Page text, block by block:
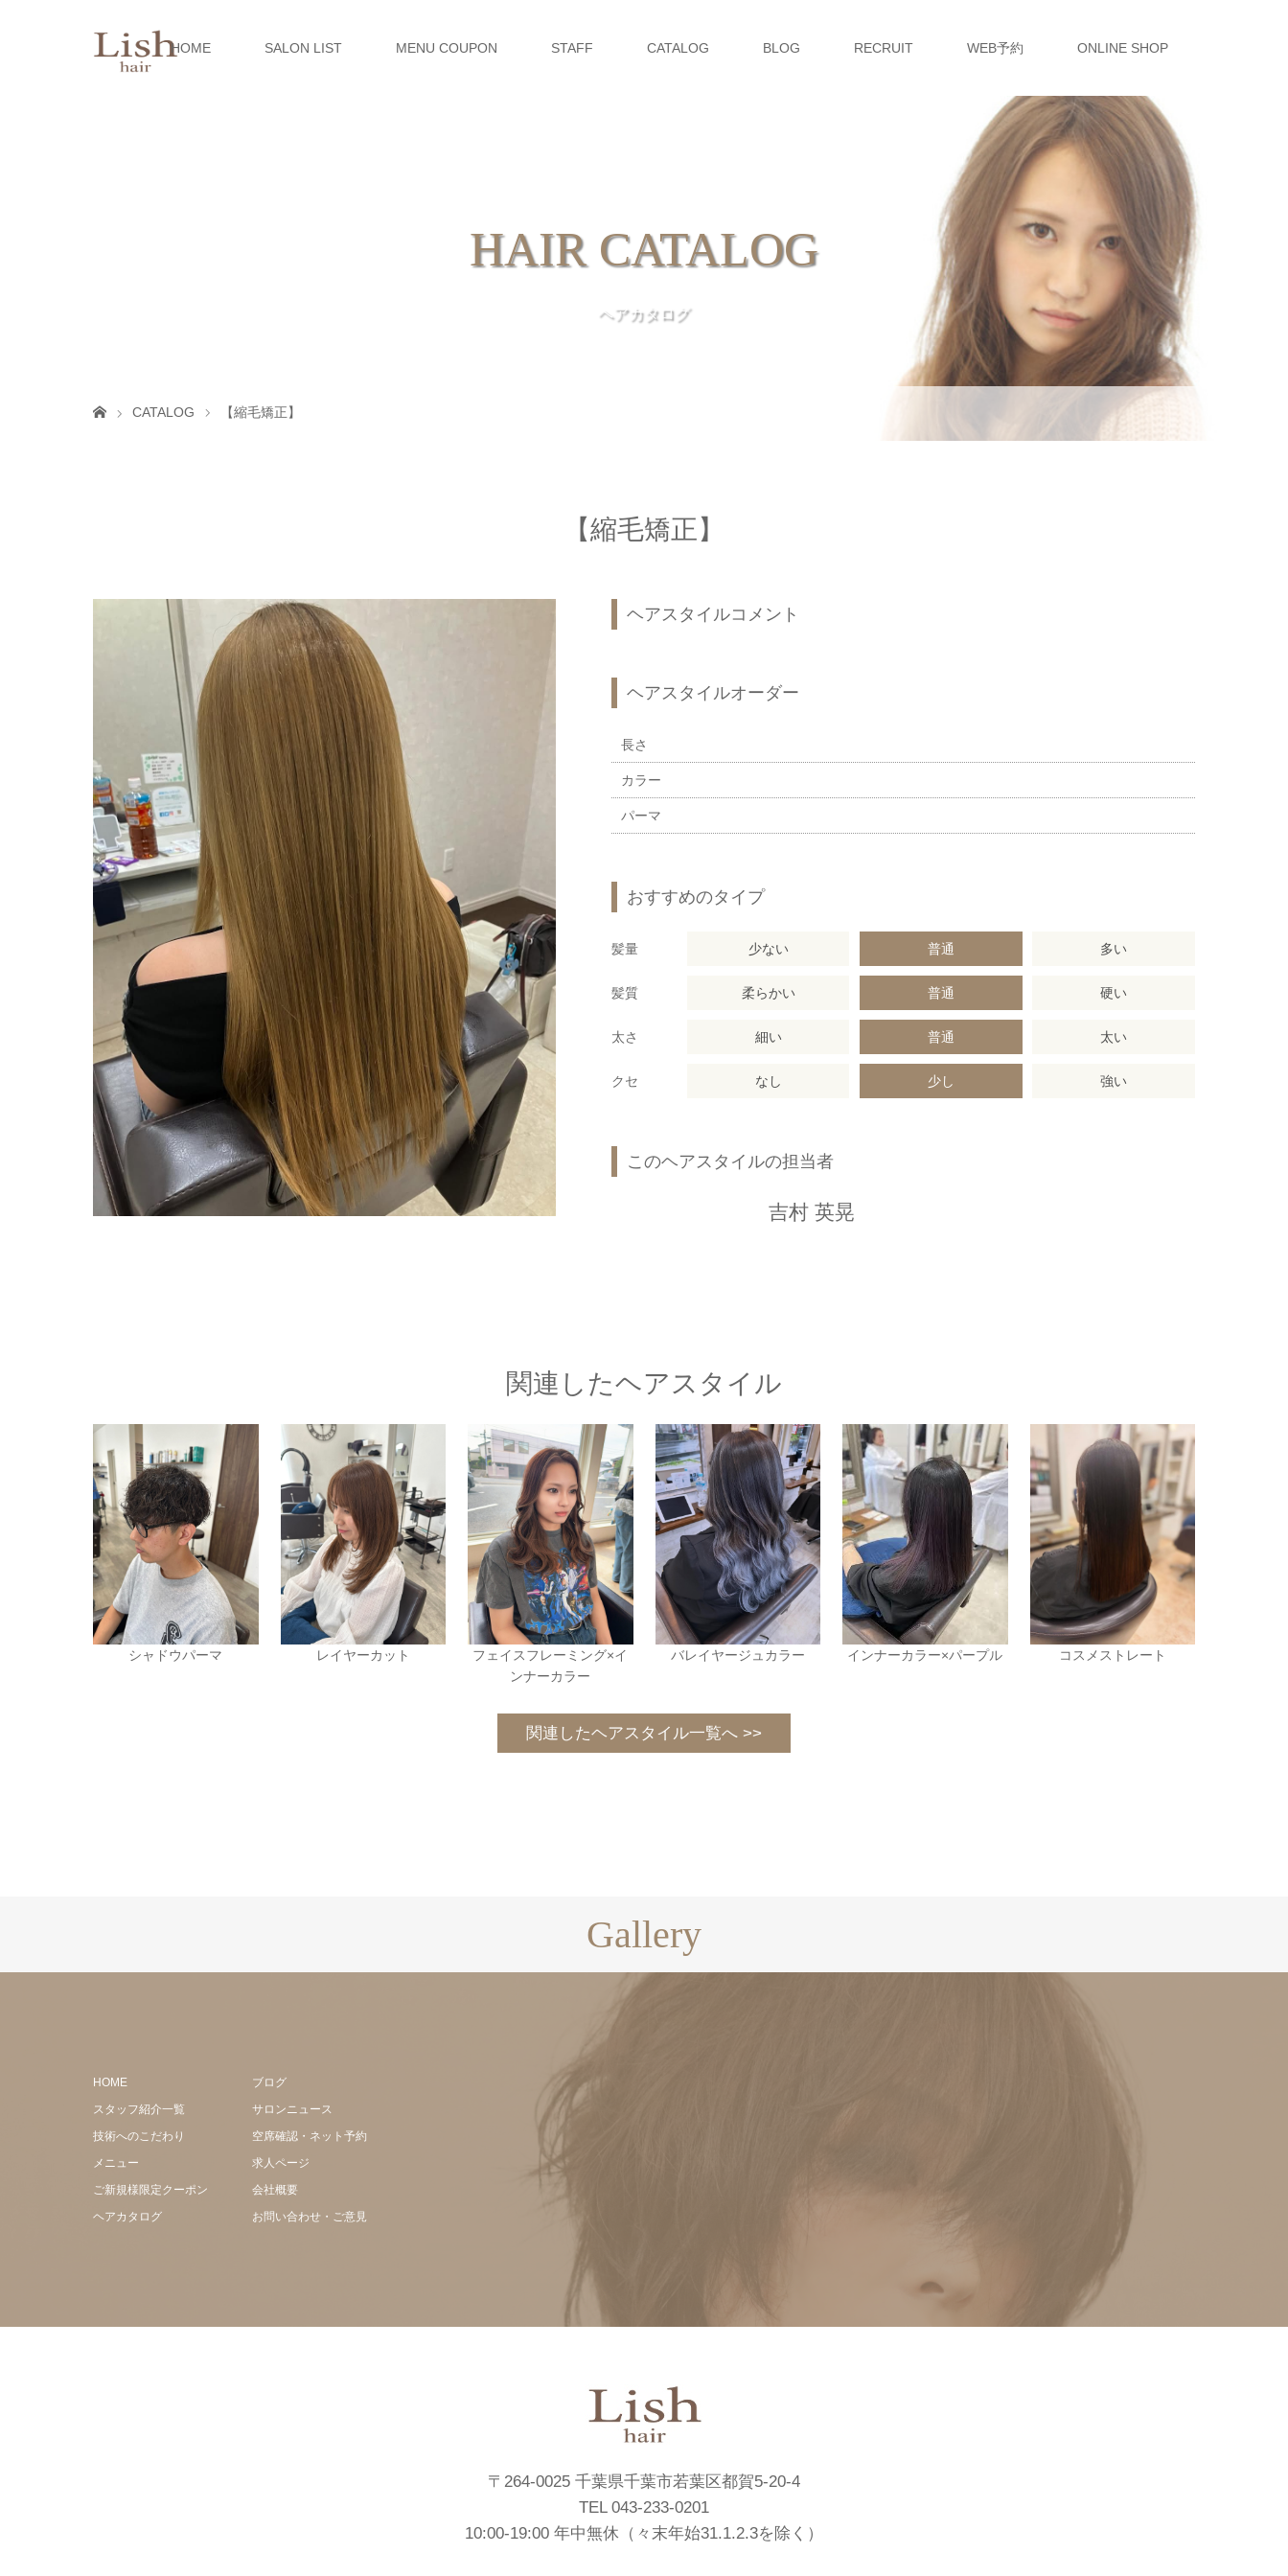
HOME SALON LIST MENU COUPON STAFF CATALOG BLOG RECRUIT WEB予約 ONLINE SHOP
HAIR CATALOG
ヘアカタログ
CATALOG 【縮毛矯正】
【縮毛矯正】
ヘアスタイルコメント
ヘアスタイルオーダー
長さ
カラー
パーマ
おすすめのタイプ
髪量 少ない 普通 多い
髪質 柔らかい 普通 硬い
太さ 細い 普通 太い
クセ なし 少し 強い
このヘアスタイルの担当者
吉村 英晃
関連したヘアスタイル
シャドウパーマ レイヤーカット
フェイスフレーミング×イ
ンナーカラー
バレイヤージュカラー インナーカラー×パープル コスメストレート
関連したヘアスタイル一覧へ >>
Gallery
HOME
スタッフ紹介一覧
技術へのこだわり
メニュー
ご新規様限定クーポン
ヘアカタログ
ブログ
サロンニュース
空席確認・ネット予約
求人ページ
会社概要
お問い合わせ・ご意見
〒264-0025 千葉県千葉市若葉区都賀5-20-4
TEL 043-233-0201
10:00-19:00 年中無休（々末年始31.1.2.3を除く）